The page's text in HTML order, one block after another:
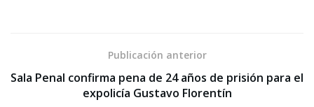
Publicación anterior
Sala Penal confirma pena de 24 años de prisión para el
expolicía Gustavo Florentín